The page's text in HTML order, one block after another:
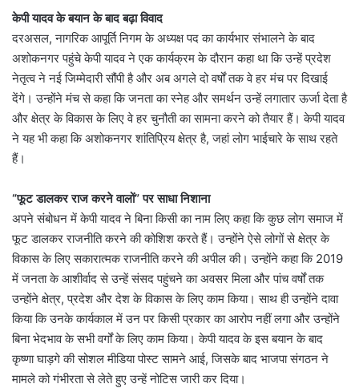
केपी यादव के बयान के बाद बढ़ा विवाद
दरअसल, नागरिक आपूर्ति निगम के अध्यक्ष पद का कार्यभार संभालने के बाद
अशोकनगर पहुंचे केपी यादव ने एक कार्यक्रम के दौरान कहा था कि उन्हें प्रदेश
नेतृत्व ने नई जिम्मेदारी सौंपी है और अब अगले दो वर्षों तक वे हर मंच पर दिखाई
देंगे। उन्होंने मंच से कहा कि जनता का स्नेह और समर्थन उन्हें लगातार ऊर्जा देता है
और क्षेत्र के विकास के लिए वे हर चुनौती का सामना करने को तैयार हैं। केपी यादव
ने यह भी कहा कि अशोकनगर शांतिप्रिय क्षेत्र है, जहां लोग भाईचारे के साथ रहते
हैं।
“फूट डालकर राज करने वालों” पर साधा निशाना
अपने संबोधन में केपी यादव ने बिना किसी का नाम लिए कहा कि कुछ लोग समाज में
फूट डालकर राजनीति करने की कोशिश करते हैं। उन्होंने ऐसे लोगों से क्षेत्र के
विकास के लिए सकारात्मक राजनीति करने की अपील की। उन्होंने कहा कि 2019
में जनता के आशीर्वाद से उन्हें संसद पहुंचने का अवसर मिला और पांच वर्षों तक
उन्होंने क्षेत्र, प्रदेश और देश के विकास के लिए काम किया। साथ ही उन्होंने दावा
किया कि उनके कार्यकाल में उन पर किसी प्रकार का आरोप नहीं लगा और उन्होंने
बिना भेदभाव के सभी वर्गों के लिए काम किया। केपी यादव के इस बयान के बाद
कृष्णा घाड़गे की सोशल मीडिया पोस्ट सामने आई, जिसके बाद भाजपा संगठन ने
मामले को गंभीरता से लेते हुए उन्हें नोटिस जारी कर दिया।